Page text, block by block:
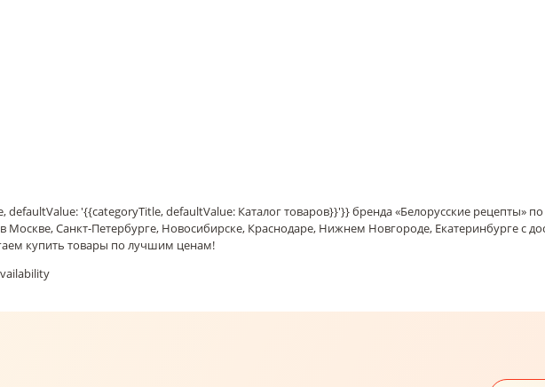
defaultValue: '{{categoryTitle, defaultValue: Каталог товаров}}'}} бренда «Белорусские рецепты»
Москве, Санкт-Петербурге, Новосибирске, Краснодаре, Нижнем Новгороде, Екатеринбурге с
купить товары по лучшим ценам!